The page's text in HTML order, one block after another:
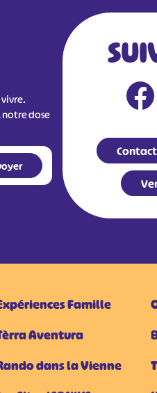
notre dose
Famille
Aventura
dans la Vienne